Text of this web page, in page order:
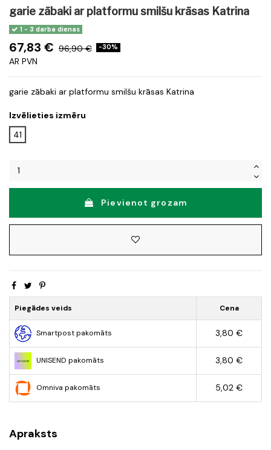
garie zābaki ar platformu smilšu krāsas Katrina
1 - 3 darba dienas
67,83 € 96,90 € -30%
AR PVN
garie zābaki ar platformu smilšu krāsas Katrina
Izvēlieties izmēru
41
Pievienot grozam
Piegādes veids Cena
Smartpost pakomāts 3,80 €
UNISEND pakomāts 3,80 €
Omniva pakomāts 5,02 €
Apraksts